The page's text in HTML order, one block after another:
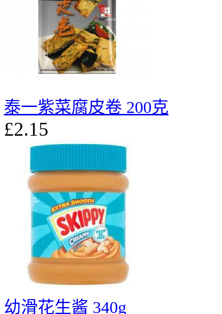
泰一紫菜腐皮卷 200克
£2.15
幼滑花生酱 340g